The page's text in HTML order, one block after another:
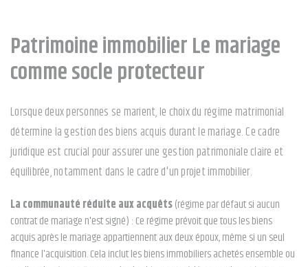
Patrimoine immobilier Le mariage
comme socle protecteur
Lorsque deux personnes se marient, le choix du régime matrimonial
détermine la gestion des biens acquis durant le mariage. Ce cadre
juridique est crucial pour assurer une gestion patrimoniale claire et
équilibrée, notamment dans le cadre d'un projet immobilier.
La communauté réduite aux acquêts(régime par défaut si aucun
contrat de mariage n'est signé) : Ce régime prévoit que tous les biens
acquis après le mariage appartiennent aux deux époux, même si un seul
finance l'acquisition. Cela inclut les biens immobiliers achetés ensemble ou